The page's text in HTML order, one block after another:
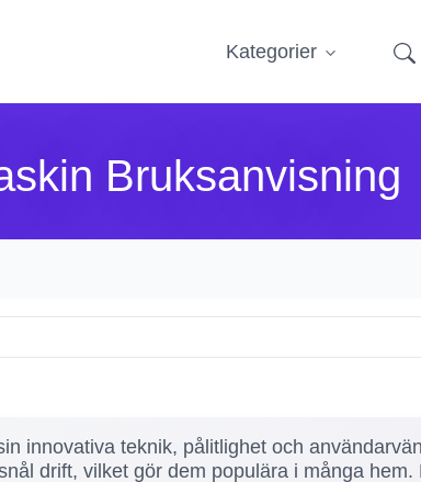
Kategorier
Bruksanvisning
innovativa teknik, pålitlighet och
drift, vilket gör dem populära i många